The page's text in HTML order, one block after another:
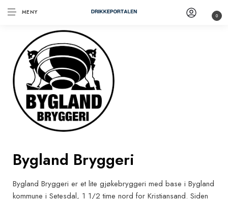
MENY 0
Bygland Bryggeri
Bygland Bryggeri er et lite gjøkebryggeri med base i Bygland
kommune i Setesdal, 1 1/2 time nord for Kristiansand. Siden